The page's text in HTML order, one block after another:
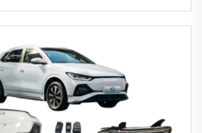
في المخزون